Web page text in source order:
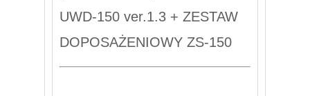
UWD-150 ver.1.3 + ZESTAW
DOPOSAŻENIOWY ZS-150